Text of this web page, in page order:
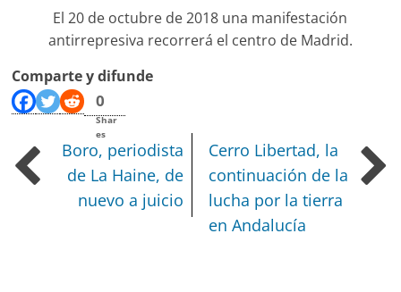
El 20 de octubre de 2018 una manifestación
antirrepresiva recorrerá el centro de Madrid.
Comparte y difunde
0
Shar
es
Boro, periodista
de La Haine, de
nuevo a juicio
Cerro Libertad, la
continuación de la
lucha por la tierra
en Andalucía